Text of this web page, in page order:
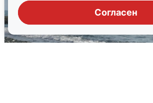
Согласен